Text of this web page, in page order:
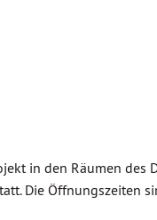
in den Räumen des
Die Öffnungszeiten